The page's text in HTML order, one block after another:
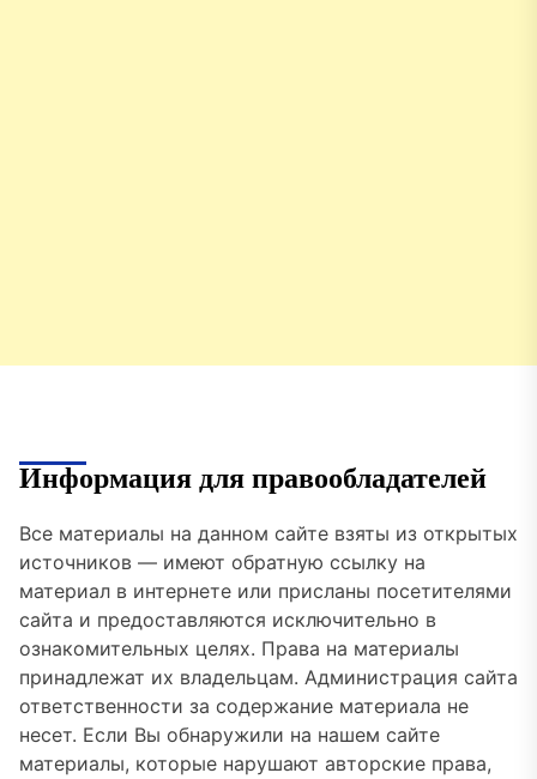
Информация для правообладателей
Все материалы на данном сайте взяты из открытых
источников — имеют обратную ссылку на
материал в интернете или присланы посетителями
сайта и предоставляются исключительно в
ознакомительных целях. Права на материалы
принадлежат их владельцам. Администрация сайта
ответственности за содержание материала не
несет. Если Вы обнаружили на нашем сайте
материалы, которые нарушают авторские права,